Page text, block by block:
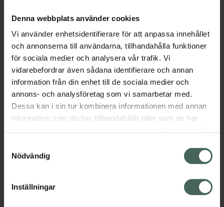
Denna webbplats använder cookies
Vi använder enhetsidentifierare för att anpassa innehållet
och annonserna till användarna, tillhandahålla funktioner
för sociala medier och analysera vår trafik. Vi
vidarebefordrar även sådana identifierare och annan
information från din enhet till de sociala medier och
annons- och analysföretag som vi samarbetar med.
Dessa kan i sin tur kombinera informationen med annan
information som du har tillhandahållit eller som de har
återkalla ditt samtycke via webbplatsens
cookieinställningar. Ett återkallat samtycke påverkar inte
lagligheten av behandling som skett innan återkallelsen.
Nödvändig
Inställningar
Aktuella erbjudanden
Beskrivning Dölj
Läs alltid bipacksedeln innan
användning.
EAN:
05712440011533
Bipacksedel från FASS Visa